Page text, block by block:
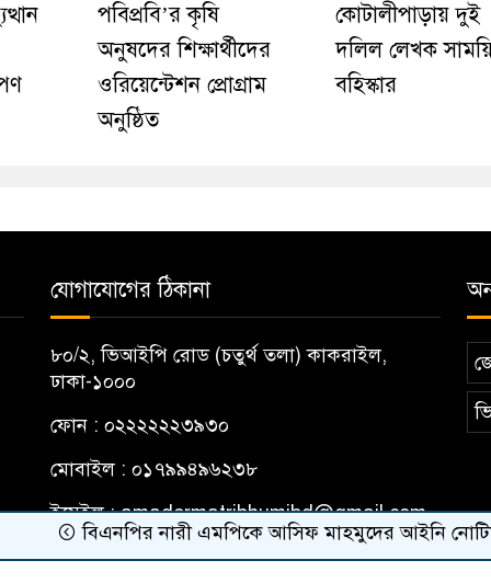
পবিপ্রবি’র কৃষি
অনুষদের শিক্ষার্থীদের
ওরিয়েন্টেশন প্রোগ্রাম
অনুষ্ঠিত
কোটালীপাড়ায় দুই
দলিল লেখক
বহিস্কার
যোগাযোগের ঠিকানা
৮০/২, ভিআইপি রোড (চতুর্থ তলা) কাকরাইল,
ঢাকা-১০০০
ফোন : ০২২২২২২৩৯৩০
মোবাইল : ০১৭৯৯৪৯৬২৩৮
ইমেইল :amadermatribhumibd@gmail.com
বিএনপির নারী এমপিকে আসিফ মাহমুদের আইনি নোটিশ